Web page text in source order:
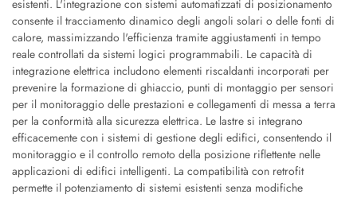
esistenti. L'integrazione con sistemi automatizzati di posizionamento
consente il tracciamento dinamico degli angoli solari o delle fonti di
calore, massimizzando l'efficienza tramite aggiustamenti in tempo
reale controllati da sistemi logici programmabili. Le capacità di
integrazione elettrica includono elementi riscaldanti incorporati per
prevenire la formazione di ghiaccio, punti di montaggio per sensori
per il monitoraggio delle prestazioni e collegamenti di messa a terra
per la conformità alla sicurezza elettrica. Le lastre si integrano
efficacemente con i sistemi di gestione degli edifici, consentendo il
monitoraggio e il controllo remoto della posizione riflettente nelle
applicazioni di edifici intelligenti. La compatibilità con retrofit
permette il potenziamento di sistemi esistenti senza modifiche